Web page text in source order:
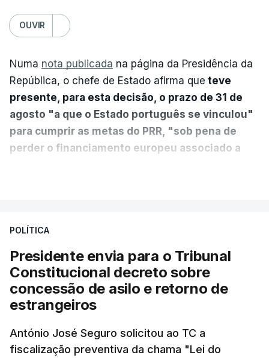
OUVIR
Numa nota publicada na página da Presidência da
República, o chefe de Estado afirma que teve
presente, para esta decisão, o prazo de 31 de
agosto "a que o Estado português se vinculou"
para cumprir as metas do PRR, "sob pena de
perder o financiamento europeu associado a
sistema mais simples, mais justo e transparente".
"Sempre que seja possível reduzir burocracias,
eliminar sobreposições e garantir que os apoios
chegam a quem mais necessita, estaremos a dar
um passo na direção certa", argumenta o
Presidente da República.
POLÍTICA
Presidente envia para o Tribunal
Constitucional decreto sobre
concessão de asilo e retorno de
estrangeiros
António José Seguro solicitou ao TC a
fiscalização preventiva da chama "Lei do